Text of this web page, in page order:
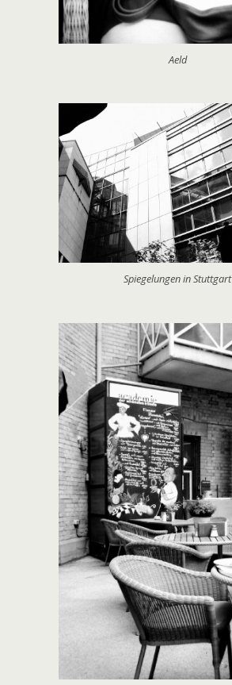
Aeld
Spiegelungen in Stuttgart